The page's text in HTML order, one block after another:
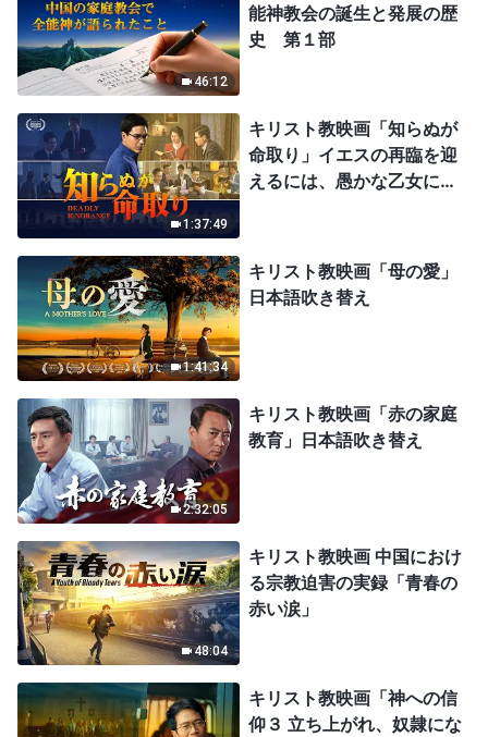
46:12
能神教会の誕生と発展の歴
史 第１部
1:37:49
キリスト教映画「知らぬが
命取り」イエスの再臨を迎
えるには、愚かな乙女にな
1:41:34
キリスト教映画「母の愛」
日本語吹き替え
2:32:05
キリスト教映画「赤の家庭
教育」日本語吹き替え
48:04
キリスト教映画 中国におけ
る宗教迫害の実録「青春の
赤い涙」
キリスト教映画「神への信
仰３ 立ち上がれ、奴隷にな